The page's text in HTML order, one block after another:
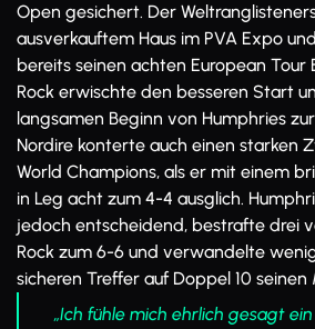
Open gesichert. Der
ausverkauftem Haus im PVA Expo
bereits seinen achten European Tour
Rock erwischte den besseren Start
langsamen Beginn von Humphries
Nordire konterte auch einen starken
World Champions, als er mit einem
in Leg acht zum 4-4 ausglich.
jedoch entscheidend, bestrafte drei
Rock zum 6-6 und verwandelte
sicheren Treffer auf Doppel 10
„Ich fühle mich ehrlich gesagt